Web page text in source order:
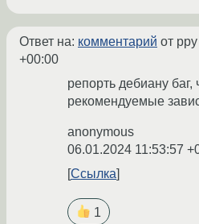
Ответ на: комментарий от ppy
+00:00
репорть дебиану баг,
рекомендуемые
anonymous
06.01.2024 11:53:57
Ссылка
1